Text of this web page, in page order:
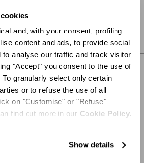
and, with your consent, profiling
content and ads, to provide social
to analyse our traffic and track visitor
"Accept" you consent to the use of
granularly select only certain
or to refuse the use of all
on "Customise" or "Refuse"
find out more in our Cookie Policy.
Show details